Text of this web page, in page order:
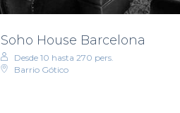
Soho House Barcelona
Desde 10 hasta 270 pers.
Barrio Gótico